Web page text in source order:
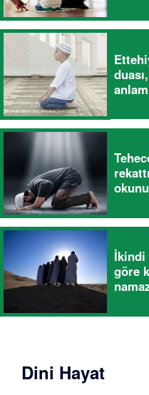
İkindi
göre
Dini Hayat